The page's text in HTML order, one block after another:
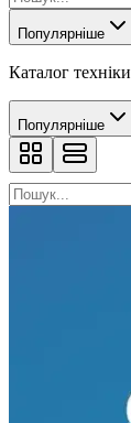
Популярніше
Каталог техніки
Популярніше